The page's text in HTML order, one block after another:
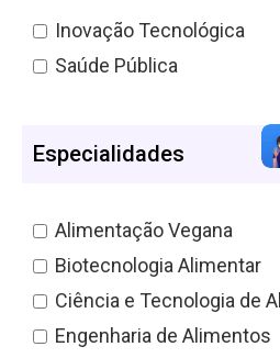
Inovação Tecnológica
Saúde Pública
Especialidades
Alimentação Vegana
Biotecnologia Alimentar
Ciência e Tecnologia de
Engenharia de Alimentos